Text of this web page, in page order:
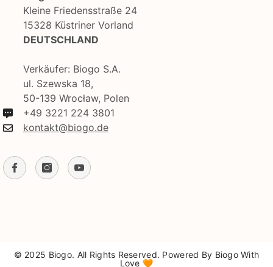
Kleine Friedensstraße 24
15328 Küstriner Vorland
DEUTSCHLAND
Verkäufer: Biogo S.A.
ul. Szewska 18,
50-139 Wrocław, Polen
+49 3221 224 3801
kontakt@biogo.de
© 2025 Biogo. All Rights Reserved. Powered By Biogo With
Love 🧡